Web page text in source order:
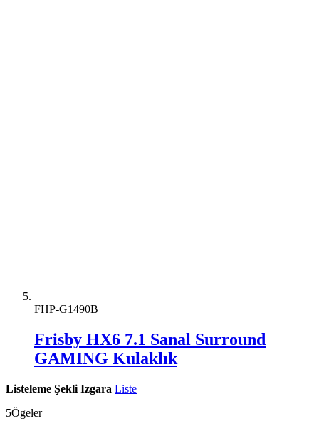
FHP-G1490B
Frisby HX6 7.1 Sanal Surround
GAMING Kulaklık
Listeleme Şekli Izgara Liste
5Ögeler